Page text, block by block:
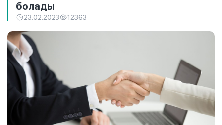
болады
23.02.2023 12363